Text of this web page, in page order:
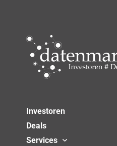
Investoren
Deals
Services